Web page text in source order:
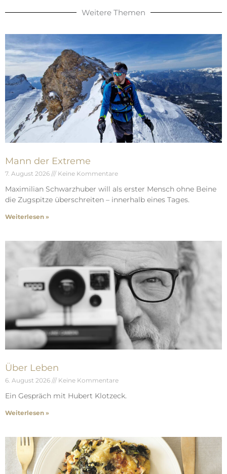
Weitere Themen
Mann der Extreme
7. August 2026 Keine Kommentare
Maximilian Schwarzhuber will als erster Mensch ohne Beine
die Zugspitze überschreiten – innerhalb eines Tages.
Weiterlesen »
Über Leben
6. August 2026 Keine Kommentare
Ein Gespräch mit Hubert Klotzeck.
Weiterlesen »